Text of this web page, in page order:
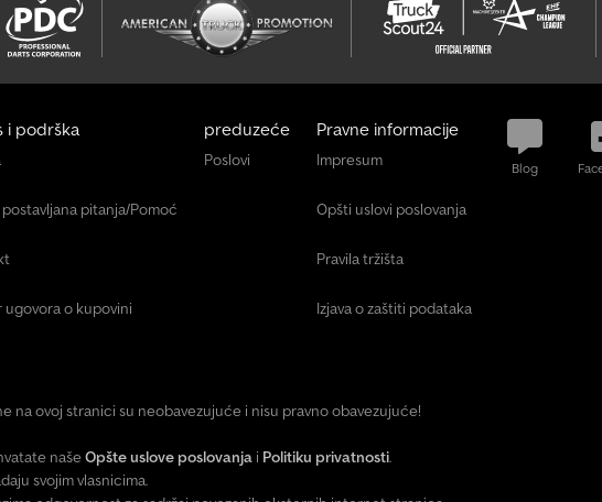
i podrška
pitanja/Pomoć
ugovora o kupovini
preduzeće
Poslovi
Pravne informacije
Impresum
Opšti uslovi poslovanja
Pravila tržišta
Izjava o zaštiti podataka
Blog
na ovoj stranici su neobavezujuće i nisu pravno obavezujuće!
naše Opšte uslove poslovanja i Politiku privatnosti.
svojim vlasnicima.